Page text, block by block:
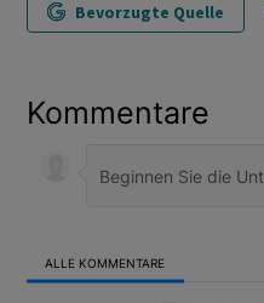
Bevorzugte Quelle
Kommentare
ALLE KOMMENTARE